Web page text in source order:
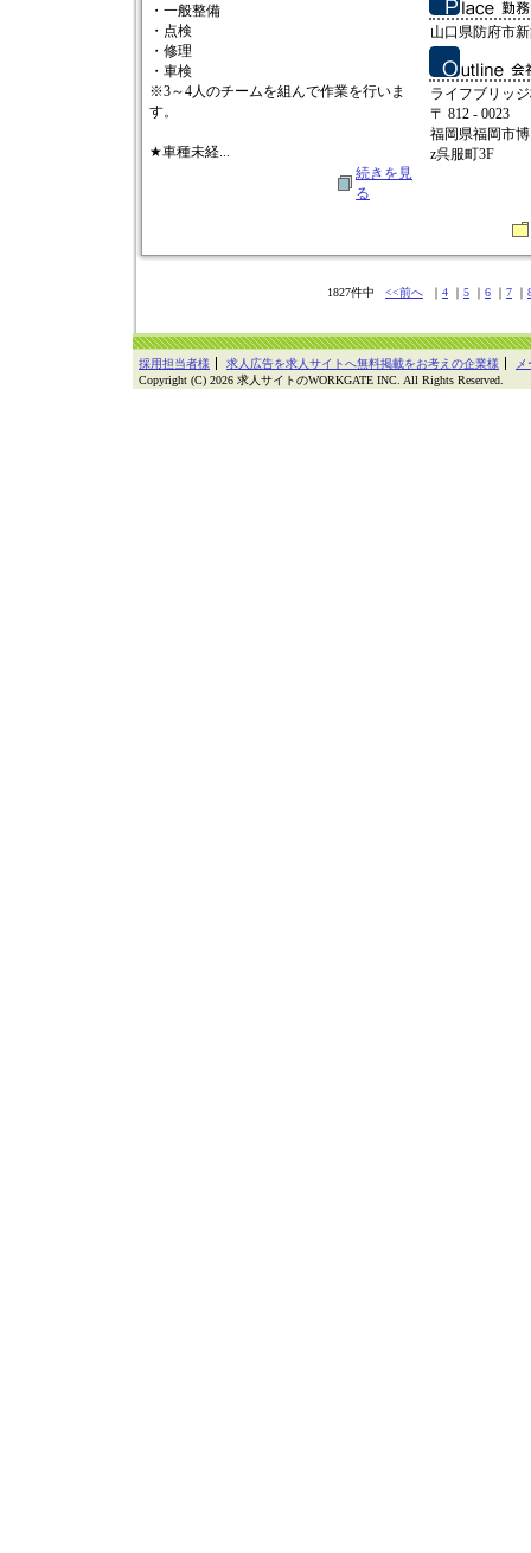
・一般整備
・点検
・修理
・車検
※3～4人のチームを組んで作業を行いま
す。
★車種未経...
続きを見
る
山口県防府市
ライフブリッ
〒 812 - 0023
福岡県福岡市
z呉服町3F
1827件中 <<前へ ｜ 4 ｜ 5 ｜ 6 ｜ 7 ｜
採用担当者様 求人広告を求人サイトへ無料掲載をお考えの企業様
Copyright (C) 2026 求人サイトのWORKGATE INC. All Rights Reserved.